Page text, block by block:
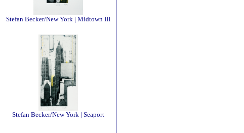
Stefan Becker/New York | Midtown III
Stefan Becker/New York | Seaport